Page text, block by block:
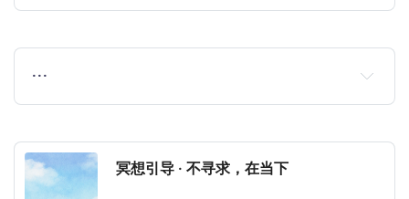
…
冥想引导 · 不寻求，在当下